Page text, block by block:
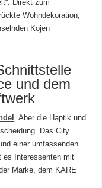
Direkt zum
Wohndekoration,
Kojen
und dem
. Aber die Haptik und
Das City
einer umfassenden
es Interessenten mit
Marke, dem KARE